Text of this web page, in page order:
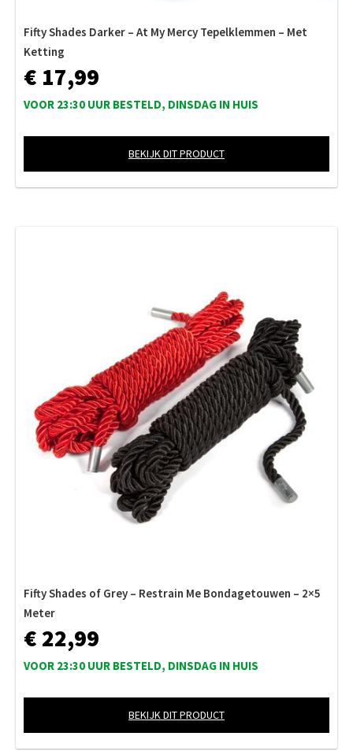
Fifty Shades Darker – At My Mercy Tepelklemmen – Met
Ketting
€ 17,99
VOOR 23:30 UUR BESTELD, DINSDAG IN HUIS
BEKIJK DIT PRODUCT
Fifty Shades of Grey – Restrain Me Bondagetouwen – 2×5
Meter
€ 22,99
VOOR 23:30 UUR BESTELD, DINSDAG IN HUIS
BEKIJK DIT PRODUCT